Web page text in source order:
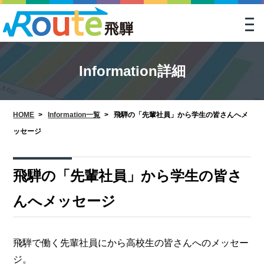
Information詳細
HOME > Information一覧 >
飛騨の「先輩社員」から学生の皆さんへメ
ッセージ
飛騨の「先輩社員」から学生の皆さ
んへメッセージ
飛騨で働く先輩社員にから高校生の皆さんへのメッセー
ジ。